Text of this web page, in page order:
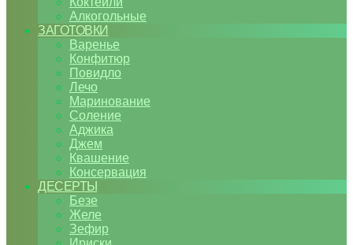
Алкогольные
ЗАГОТОВКИ
Варенье
Конфитюр
Повидло
Лечо
Маринование
Соление
Аджика
Джем
Квашение
Консервация
ДЕСЕРТЫ
Безе
Желе
Зефир